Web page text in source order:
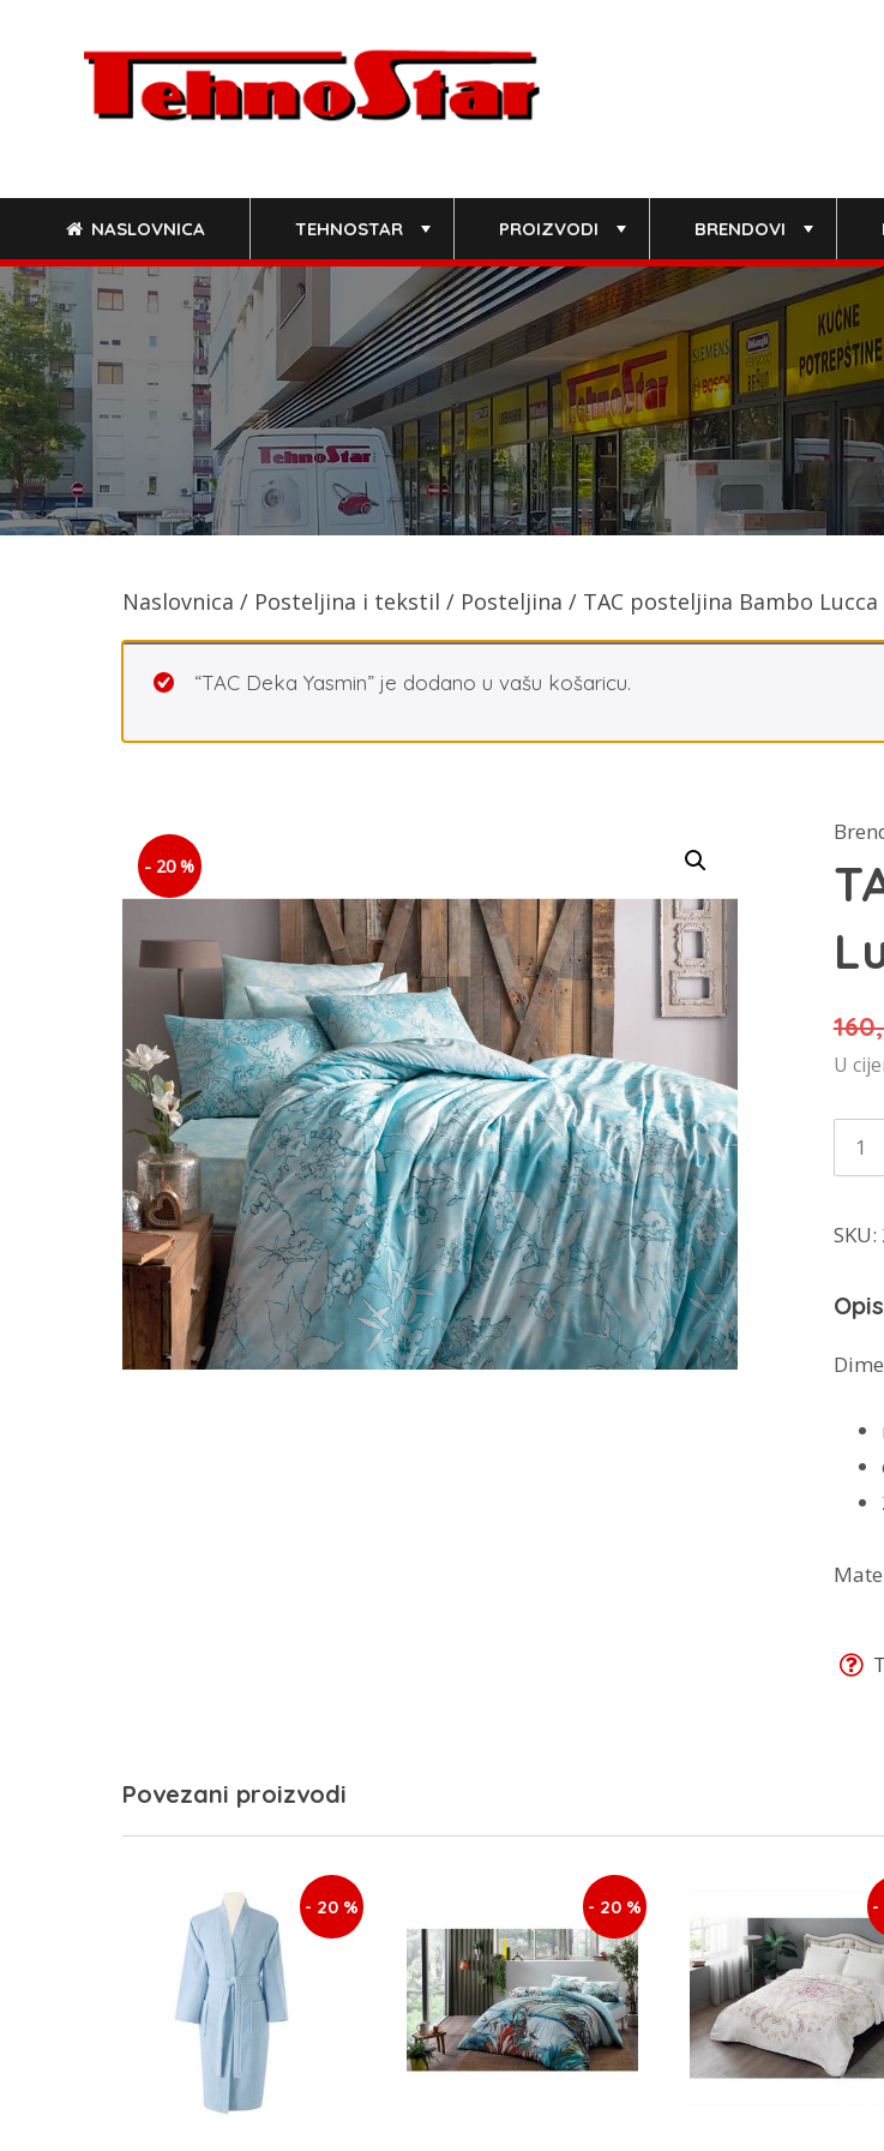
NASLOVNICA TEHNOSTAR PROIZVODI BRENDOVI
Naslovnica / Posteljina i tekstil / Posteljina / TAC posteljina Bambo Lucca
“TAC Deka Yasmin” je dodano u vašu košaricu.
- 20 %
U
TAC
SKU:
Opis
Povezani proizvodi
- 20 % - 20 % -